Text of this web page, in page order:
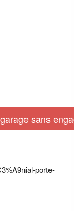
sans
porte-